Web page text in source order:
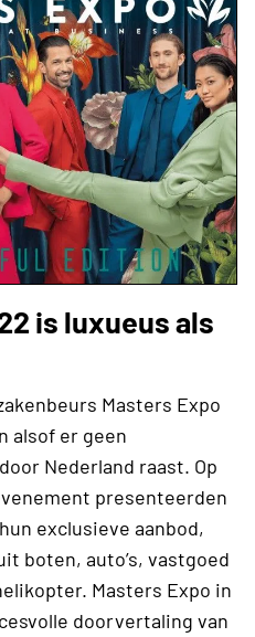
is luxueus als
Masters Expo
alsof er geen
Nederland raast. Op
presenteerden
exclusieve aanbod,
boten, auto’s, vastgoed
Masters Expo in
doorvertaling van